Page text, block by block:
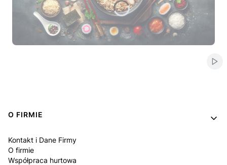
Linki w stopce
O FIRMIE
Kontakt i Dane Firmy
O firmie
Współpraca hurtowa